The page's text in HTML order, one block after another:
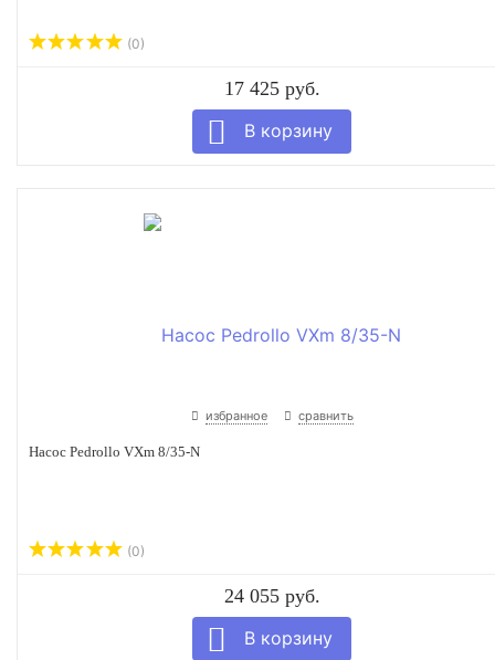
(0)
17 425 руб.
избранное сравнить
Насос Pedrollo VXm 8/35-N
(0)
24 055 руб.